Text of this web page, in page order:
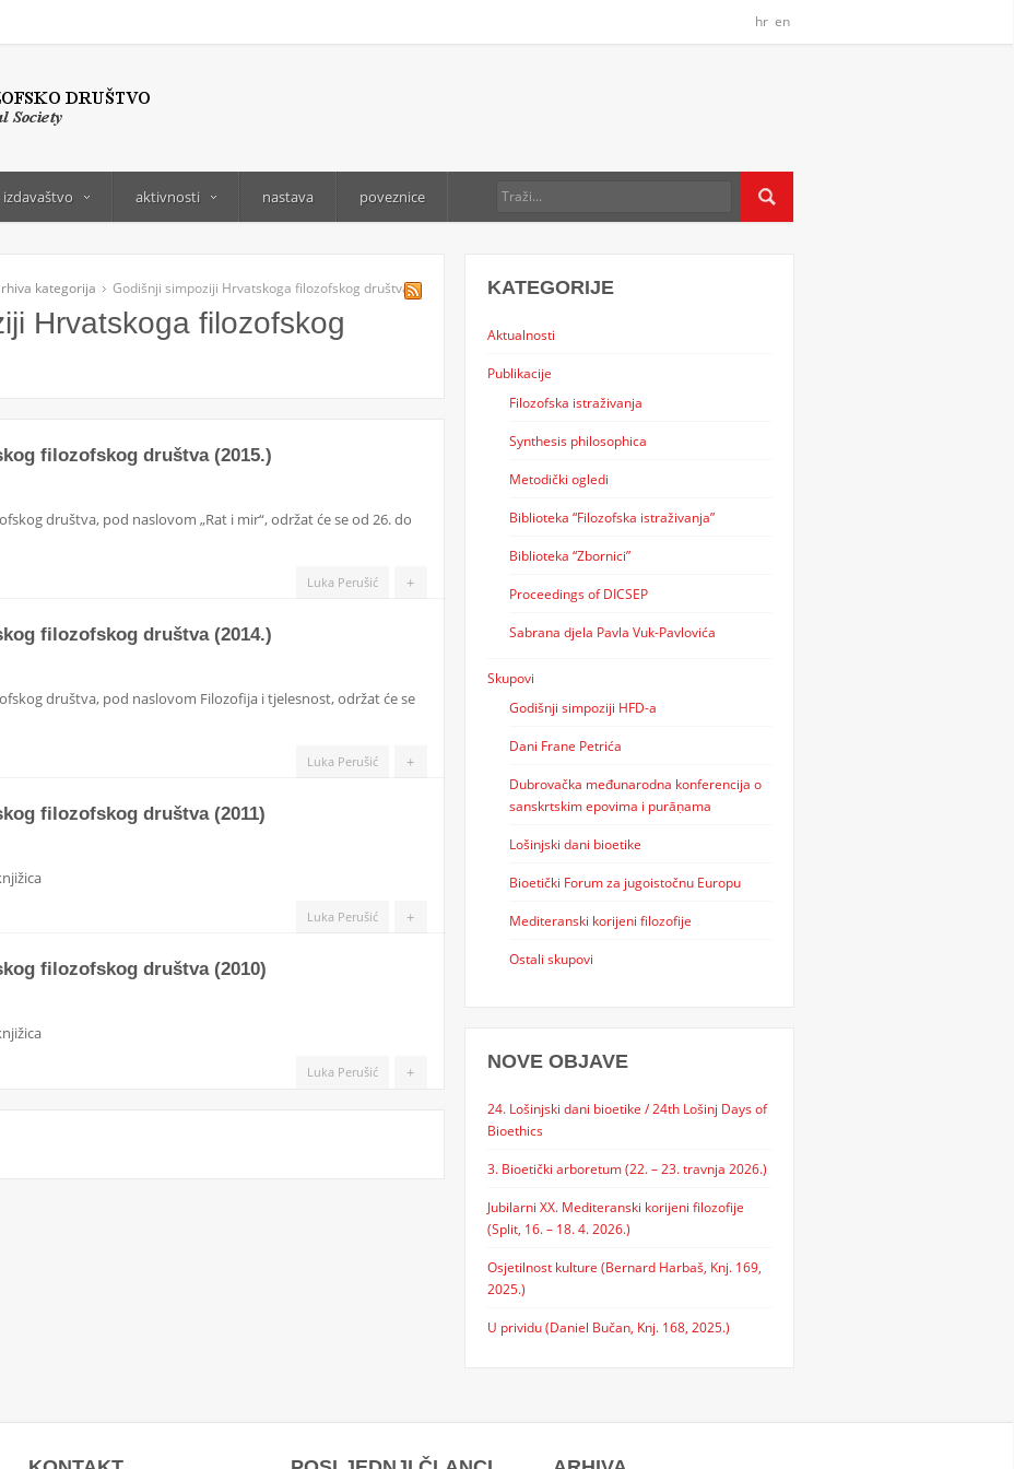
hr en
izdavaštvo aktivnosti nastava poveznice
kategorija Godišnji simpoziji Hrvatskoga filozofskog društva
Hrvatskoga filozofskog
filozofskog društva (2015.)
društva, pod naslovom „Rat i mir“, održat će se od 26. do
+
Luka Perušić
filozofskog društva (2014.)
društva, pod naslovom Filozofija i tjelesnost, održat će se
+
Luka Perušić
filozofskog društva (2011)
+
Luka Perušić
filozofskog društva (2010)
+
Luka Perušić
KATEGORIJE
Aktualnosti
Publikacije
Filozofska istraživanja
Synthesis philosophica
Metodički ogledi
Biblioteka “Filozofska istraživanja”
Biblioteka “Zbornici”
Proceedings of DICSEP
Sabrana djela Pavla Vuk-Pavlovića
Skupovi
Godišnji simpoziji HFD-a
Dani Frane Petrića
Dubrovačka međunarodna konferencija o
sanskrtskim epovima i purāṇama
Lošinjski dani bioetike
Bioetički Forum za jugoistočnu Europu
Mediteranski korijeni filozofije
Ostali skupovi
NOVE OBJAVE
24. Lošinjski dani bioetike / 24th Lošinj Days of
Bioethics
3. Bioetički arboretum (22. – 23. travnja 2026.)
Jubilarni XX. Mediteranski korijeni filozofije
(Split, 16. – 18. 4. 2026.)
Osjetilnost kulture (Bernard Harbaš, Knj. 169,
2025.)
U prividu (Daniel Bučan, Knj. 168, 2025.)